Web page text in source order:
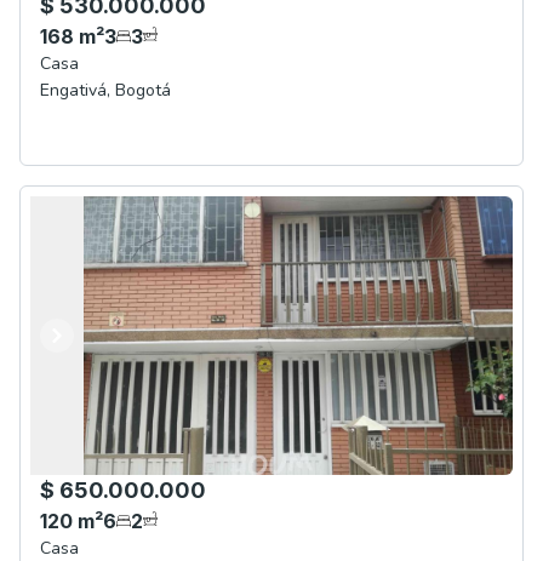
$ 530.000.000
168 m²3 3
Casa
Engativá, Bogotá
Anterior
Siguiente
$ 650.000.000
120 m²6 2
Casa